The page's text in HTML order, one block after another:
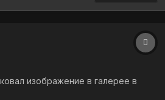
изображение в галерее в